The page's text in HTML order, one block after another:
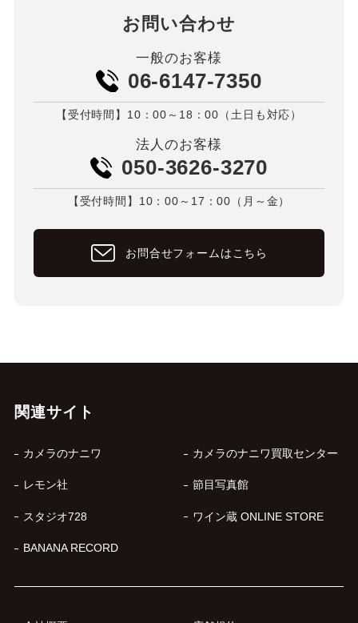
お問い合わせ
一般のお客様
06-6147-7350
【受付時間】10：00～18：00（土日も対応）
法人のお客様
050-3626-3270
【受付時間】10：00～17：00（月～金）
お問合せフォームはこちら
関連サイト
カメラのナニワ カメラのナニワ買取センター
レモン社 節目写真館
スタジオ728 ワイン蔵 ONLINE STORE
BANANA RECORD